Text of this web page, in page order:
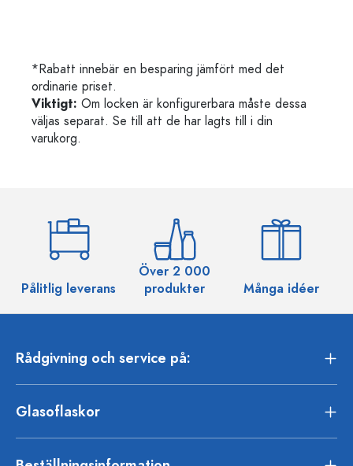
*Rabatt innebär en besparing jämfört med det
ordinarie priset.
Viktigt: Om locken är konfigurerbara måste dessa
väljas separat. Se till att de har lagts till i din
varukorg.
Pålitlig leverans
Över 2 000
produkter
Många idéer
Rådgivning och service på:
Glasoflaskor